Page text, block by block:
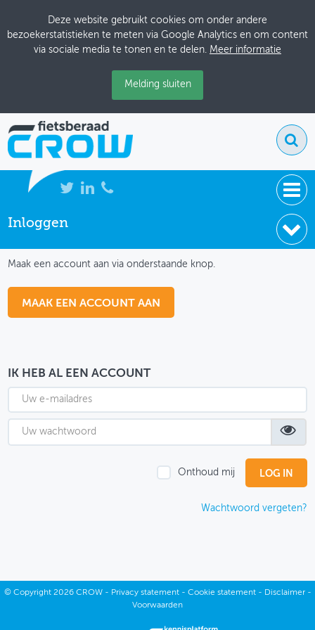
Deze website gebruikt cookies om onder andere
bezoekerstatistieken te meten via Google Analytics en om content
via sociale media te tonen en te delen. Meer informatie
Melding sluiten
NIEUWS
THEMASITES
MIJN PROFIEL
GEBRUIKER
Inloggen
Maak een account aan via onderstaande knop.
MAAK EEN ACCOUNT AAN
IK HEB AL EEN ACCOUNT
Onthoud mij
Wachtwoord vergeten?
© Copyright2026 CROW - Privacy statement- Cookie statement- Disclaimer-
Voorwaarden